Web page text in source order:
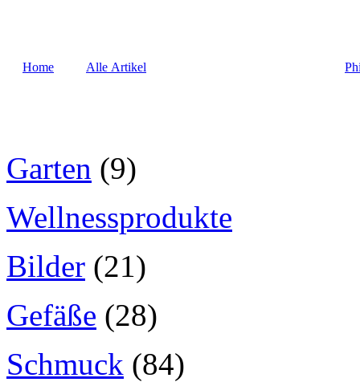
Home Alle Artikel
Garten (9)
Wellnessprodukte
Bilder (21)
Gefäße (28)
Schmuck (84)